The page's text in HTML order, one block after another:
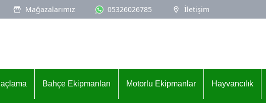
Mağazalarımız 05326026785 İletişim
İlaçlama Bahçe Ekipmanları Motorlu Ekipmanlar Hayvancılık